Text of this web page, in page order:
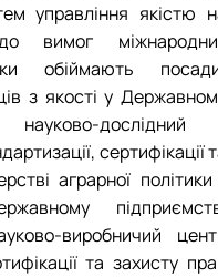
управління якістю
вимог
обіймають
з якості у
науково-дослідний
сертифікації
аграрної політики
виробничий
та захисту